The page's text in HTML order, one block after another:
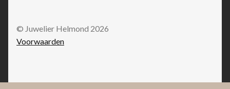
© Juwelier Helmond 2026
Voorwaarden